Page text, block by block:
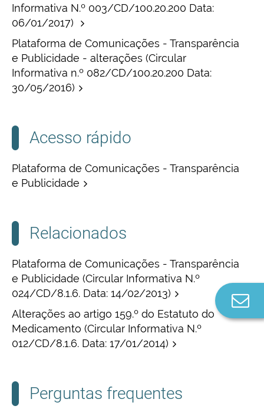
Informativa N.º 003/CD/100.20.200 Data:
06/01/2017)
Plataforma de Comunicações - Transparência
e Publicidade - alterações (Circular
Informativa n.º 082/CD/100.20.200 Data:
30/05/2016)
Acesso rápido
Plataforma de Comunicações - Transparência
e Publicidade
Relacionados
Plataforma de Comunicações - Transparência
e Publicidade (Circular Informativa N.º
024/CD/8.1.6. Data: 14/02/2013)
Alterações ao artigo 159.º do Estatuto do
Medicamento (Circular Informativa N.º
012/CD/8.1.6. Data: 17/01/2014)
Perguntas frequentes